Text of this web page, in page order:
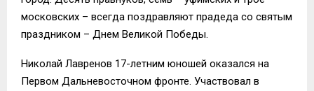
московских – всегда поздравляют прадеда со святым
праздником – Днем Великой Победы.
Николай Лавренов 17-летним юношей оказался на
Первом Дальневосточном фронте. Участвовал в